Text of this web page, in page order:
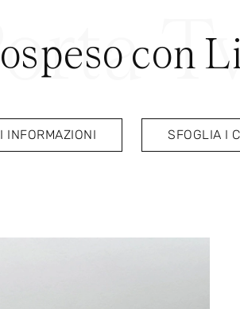
con
INFORMAZIONI SFOGLIA I